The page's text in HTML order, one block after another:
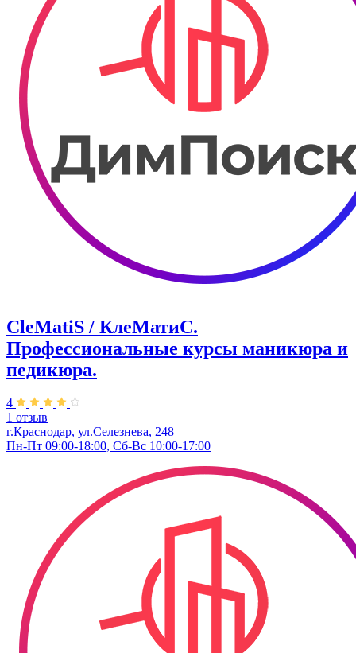
CleMatiS / КлеМатиС.
Профессиональные курсы маникюра и
педикюра.
4
1 отзыв
г.Краснодар, ул.Селезнева, 248
Пн-Пт 09:00-18:00, Сб-Вс 10:00-17:00